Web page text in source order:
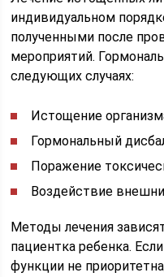
индивидуальном
полученными после
мероприятий.
следующих случаях:
Истощение
Гормональный
Поражение
Воздействие
Методы лечения
пациентка ребенка.
функции не